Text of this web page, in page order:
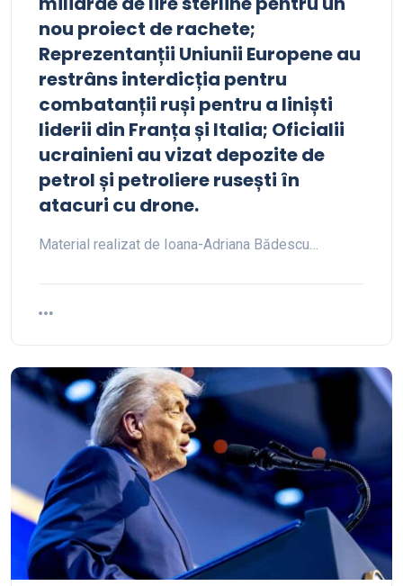
nou proiect de rachete;
Reprezentanții Uniunii Europene au
restrâns interdicția pentru
combatanții ruși pentru a liniști
liderii din Franța și Italia; Oficialii
ucrainieni au vizat depozite de
petrol și petroliere rusești în
atacuri cu drone.
Material realizat de Ioana-Adriana Bădescu…